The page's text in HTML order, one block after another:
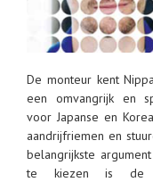
De monteur kent
een omvangrijk en
voor Japanse en
aandrijfriemen en
belangrijkste
te kiezen is de